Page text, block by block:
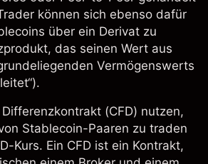
können sich ebenso dafür
über ein Derivat zu
das seinen Wert aus
Vermögenswerts
(CFD) nutzen,
Stablecoin-Paaren zu traden
Kurs. Ein CFD ist ein Kontrakt,